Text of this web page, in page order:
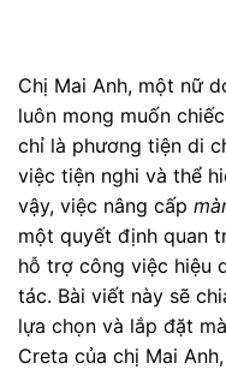
Chị Mai Anh, một nữ
luôn mong muốn chiếc
chỉ là phương tiện di
việc tiện nghi và thể
vậy, việc nâng cấp
một quyết định quan
hỗ trợ công việc hiệu
tác. Bài viết này sẽ
lựa chọn và lắp đặt
Creta của chị Mai